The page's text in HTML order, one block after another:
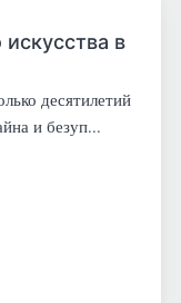
в
десятилетий
и безуп...